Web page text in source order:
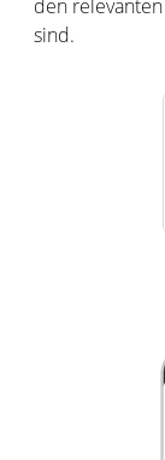
den
sind.